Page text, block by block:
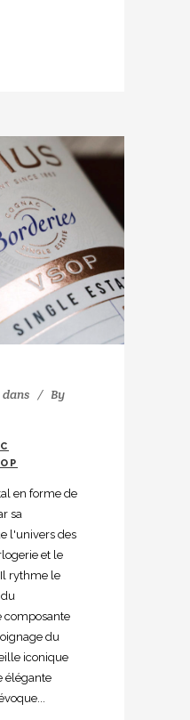
dans
By
en forme de
sa
l'univers des
et le
rythme le
composante
du
iconique
élégante